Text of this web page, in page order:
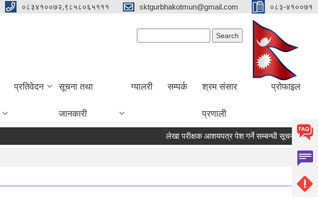
०८३४१००७२,९८५८०६५१११ sktgurbhakotmun@gmail.com ०८३-४१००७१
प्रतिवेदन सूचना तथा
जानकारी
ग्यालरी सम्पर्क श्रम संसार
प्रणाली
प्रोफाइल
लेखा परीक्षक आशयपत्र पेश गर्ने सम्बन्धी सूचना ।